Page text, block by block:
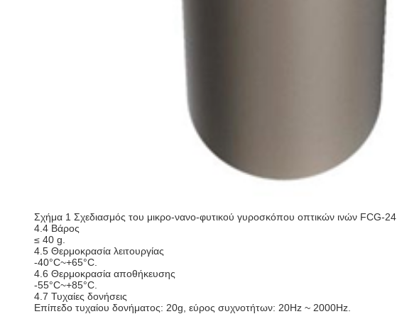
Σχήμα 1 Σχεδιασμός του μικρο-νανο-φυτικού γυροσκόπου οπτικών ινών FCG-24
4.4 Βάρος
≤ 40 g.
4.5 Θερμοκρασία λειτουργίας
-40°C~+65°C.
4.6 Θερμοκρασία αποθήκευσης
-55°C~+85°C.
4.7 Τυχαίες δονήσεις
Επίπεδο τυχαίου δονήματος: 20g, εύρος συχνοτήτων: 20Hz ~ 2000Hz.